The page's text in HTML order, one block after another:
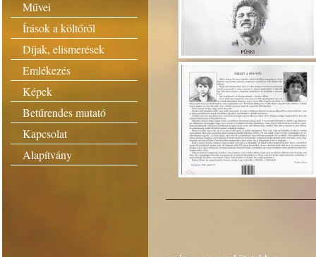
Művei
Írások a költőről
Díjak, elismerések
Emlékezés
Képek
Betűrendes mutató
Kapcsolat
Alapítvány